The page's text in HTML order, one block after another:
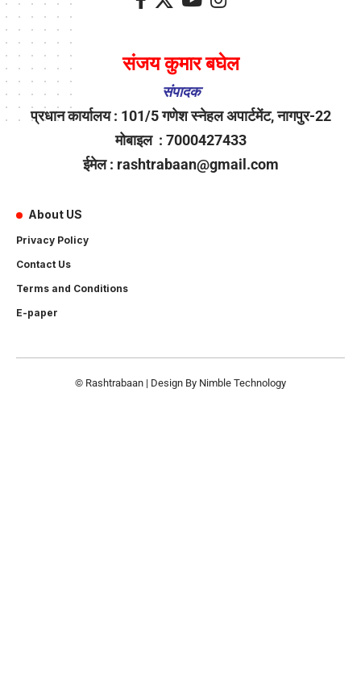
संजय कुमार बघेल
संपादक
प्रधान कार्यालय : 101/5 गणेश स्नेहल अपार्टमेंट, नागपुर-22
मोबाइल : 7000427433
ईमेल : rashtrabaan@gmail.com
About US
Privacy Policy
Contact Us
Terms and Conditions
E-paper
© Rashtrabaan | Design By Nimble Technology